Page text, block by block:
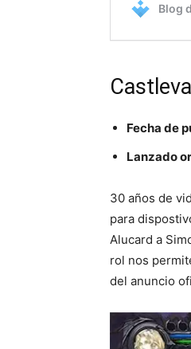
Fecha de
Lanzado
30 años de
para
Alucard a
rol nos
del anuncio